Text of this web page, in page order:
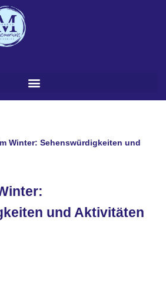
Winter: Sehenswürdigkeiten und
und Aktivitäten